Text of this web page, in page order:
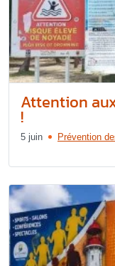
Attention
!
5 juin Prévention